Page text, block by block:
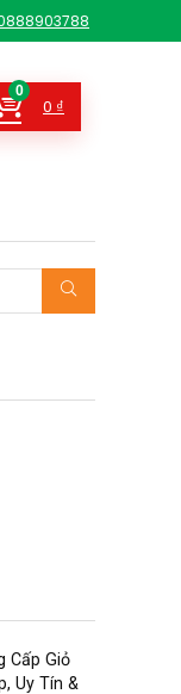
0
0 ₫
Cấp Giỏ
Uy Tín &